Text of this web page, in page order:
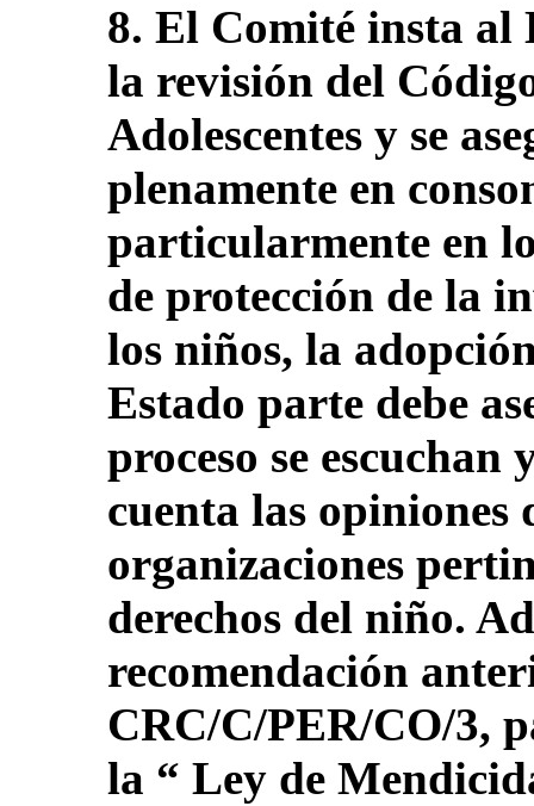
8. El Comité insta al
la revisión del
Adolescentes y se
plenamente en
particularmente en
de protección de la
los niños, la
Estado parte debe
proceso se escuchan
cuenta las opiniones
organizaciones
derechos del niño.
recomendación
CRC/C/PER/CO/3,
la “ Ley de